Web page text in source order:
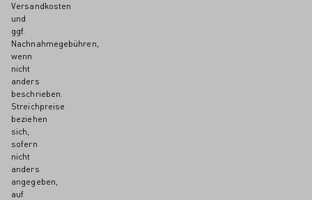
Versandkosten
und
ggf.
Nachnahmegebühren,
wenn
nicht
anders
beschrieben.
Streichpreise
beziehen
sich,
sofern
nicht
anders
angegeben,
auf